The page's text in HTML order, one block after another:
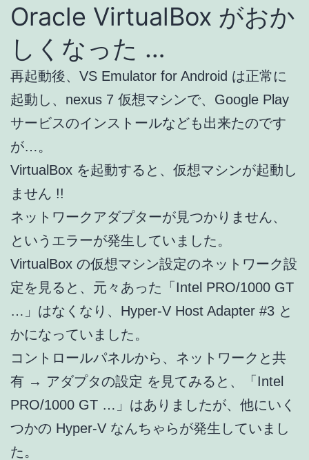
Oracle VirtualBox がおか
しくなった …
再起動後、VS Emulator for Android は正常に
起動し、nexus 7 仮想マシンで、Google Play
サービスのインストールなども出来たのです
が…。
VirtualBox を起動すると、仮想マシンが起動し
ません !!
ネットワークアダプターが見つかりません、
というエラーが発生していました。
VirtualBox の仮想マシン設定のネットワーク設
定を見ると、元々あった「Intel PRO/1000 GT
…」はなくなり、Hyper-V Host Adapter #3 と
かになっていました。
コントロールパネルから、ネットワークと共
有 → アダプタの設定 を見てみると、「Intel
PRO/1000 GT …」はありましたが、他にいく
つかの Hyper-V なんちゃらが発生していまし
た。